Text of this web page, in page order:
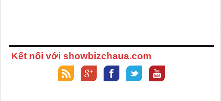
Kết nối với showbizchaua.com